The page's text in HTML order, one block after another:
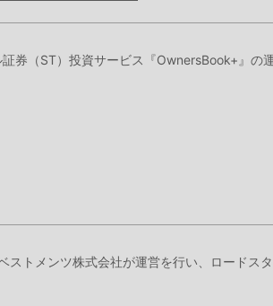
（ST）投資サービス『OwnersBook+』の
トメンツ株式会社が運営を行い、ロードス